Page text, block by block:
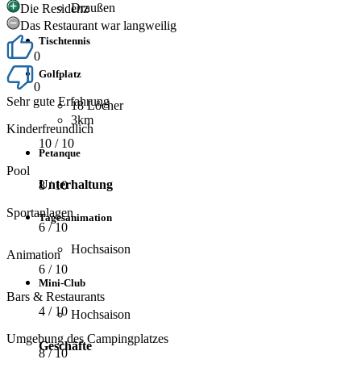
Draußen
Tischtennis
Golfplatz
18 Löcher
3km
Petanque
Unterhaltung
Tagesanimation
Hochsaison
Mini-Club
Hochsaison
Geschäfte
Die Residenz
Das Restaurant war langweilig
0
0
Sehr gute Erfahrung
Kinderfreundlich
10 / 10
Pool
8/ 10
Sportanlagen
6 / 10
Animation
6 / 10
Bars & Restaurants
4 / 10
Umgebung des Campingplatzes
8/ 10